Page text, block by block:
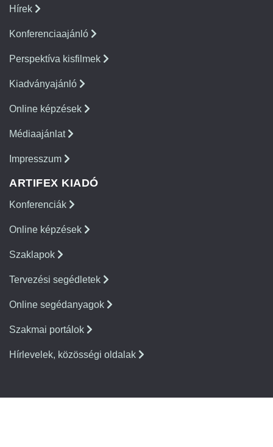
Hírek
Konferenciaajánló
Perspektíva kisfilmek
Kiadványajánló
Online képzések
Médiaajánlat
Impresszum
ARTIFEX KIADÓ
Konferenciák
Online képzések
Szaklapok
Tervezési segédletek
Online segédanyagok
Szakmai portálok
Hírlevelek, közösségi oldalak